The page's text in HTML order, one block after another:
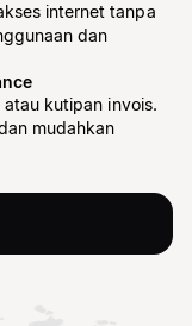
internet tanpa
dan
kutipan invois.
mudahkan